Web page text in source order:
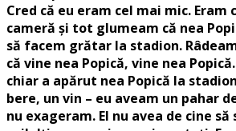
Cred că eu eram cel mai mic. Eram
cameră și tot glumeam că nea
să facem grătar la stadion.
că vine nea Popică, vine nea
chiar a apărut nea Popică la
bere, un vin – eu aveam un pahar
nu exageram. El nu avea de cine